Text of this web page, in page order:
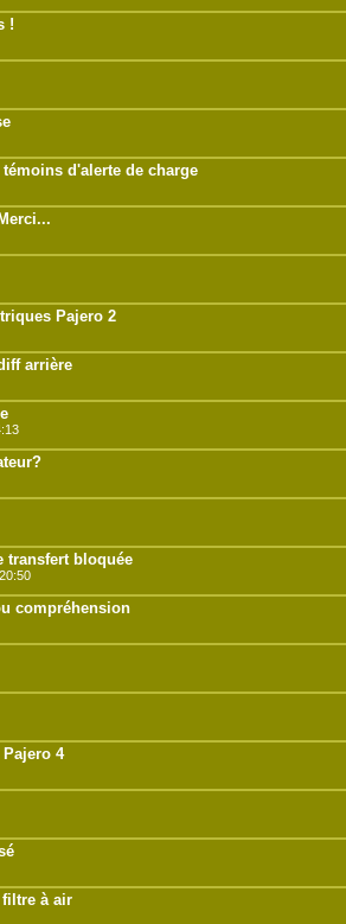
!
d'alerte de charge
Pajero 2
arrière
transfert bloquée
compréhension
4
filtre à air